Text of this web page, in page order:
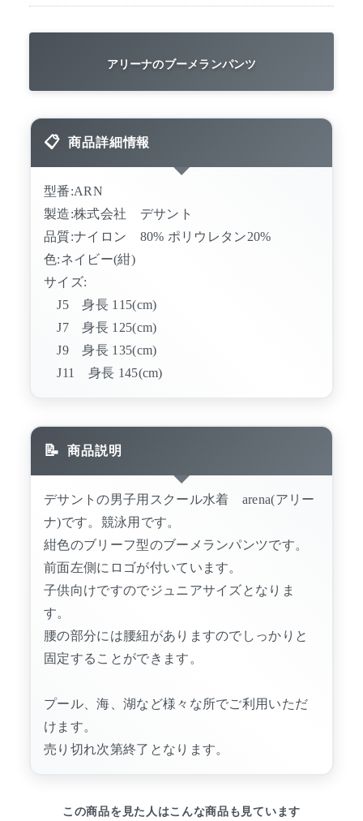
アリーナのブーメランパンツ
商品詳細情報
型番:ARN
製造:株式会社 デサント
品質:ナイロン 80% ポリウレタン20%
色:ネイビー(紺)
サイズ:
J5 身長 115(cm)
J7 身長 125(cm)
J9 身長 135(cm)
J11 身長 145(cm)
商品説明
デサントの男子用スクール水着 arena(アリー
ナ)です。競泳用です。
紺色のブリーフ型のブーメランパンツです。
前面左側にロゴが付いています。
子供向けですのでジュニアサイズとなりま
す。
腰の部分には腰紐がありますのでしっかりと
固定することができます。
プール、海、湖など様々な所でご利用いただ
けます。
売り切れ次第終了となります。
この商品を見た人はこんな商品も見ています